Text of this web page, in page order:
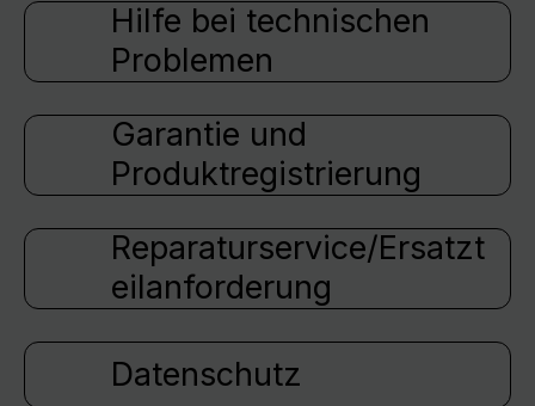
Hilfe bei technischen
Problemen
Garantie und
Produktregistrierung
Reparaturservice/Ersatzt
eilanforderung
Datenschutz